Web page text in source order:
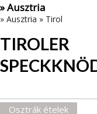
» Ausztria
» Ausztria » Tirol
TIROLER
Osztrák ételek